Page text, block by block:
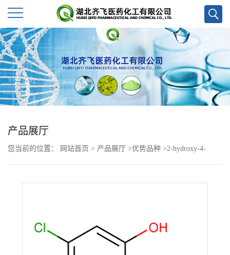
公
司
首
产品展厅
您当前的位置： 网站首页 > 产品展厅 >优势品种 >2-hydroxy-4-